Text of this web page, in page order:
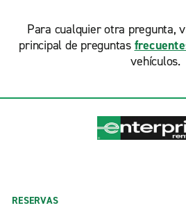
Para cualquier otra pregunta,
principal de preguntas
vehículos.
RESERVAS